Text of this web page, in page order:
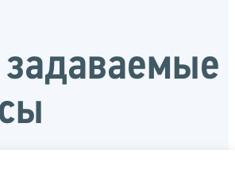
задаваемые